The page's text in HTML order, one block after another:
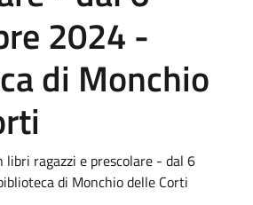
2024 -
di Monchio
libri ragazzi e prescolare - dal 6
di Monchio delle Corti